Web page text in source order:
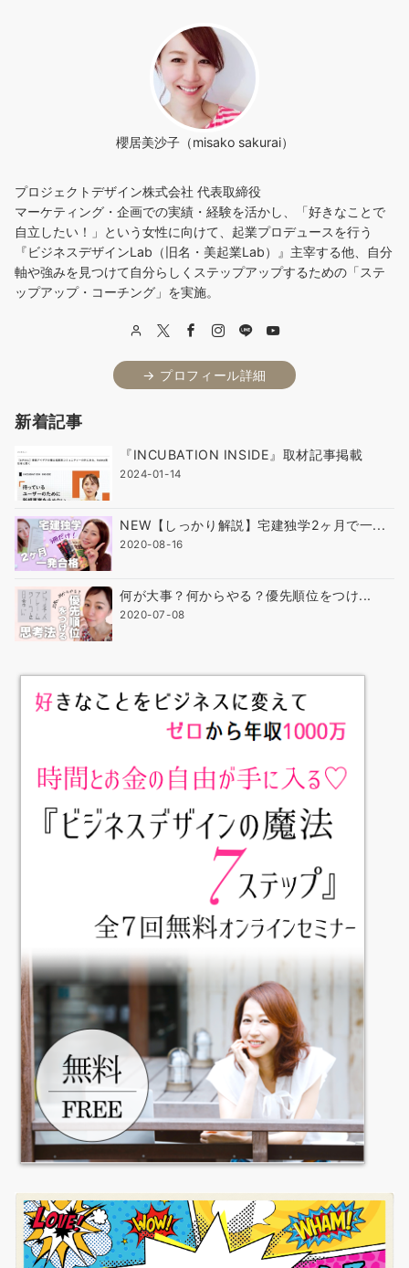
ン
櫻居美沙子（misako sakurai）
プロジェクトデザイン株式会社 代表取締役
マーケティング・企画での実績・経験を活かし、「好きなことで
自立したい！」という女性に向けて、起業プロデュースを行う
『ビジネスデザインLab（旧名・美起業Lab）』主宰する他、自分
軸や強みを見つけて自分らしくステップアップするための「ステ
ップアップ・コーチング」を実施。
→ プロフィール詳細
新着記事
『INCUBATION INSIDE』取材記事掲載
2024-01-14
NEW【しっかり解説】宅建独学2ヶ月で一...
2020-08-16
何が大事？何からやる？優先順位をつけ...
2020-07-08